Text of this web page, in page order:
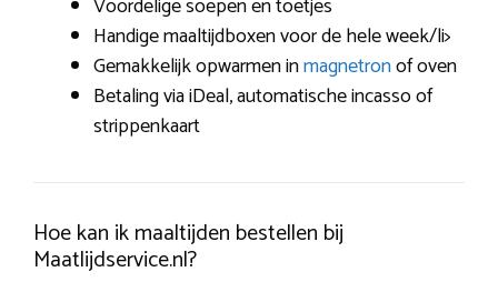
Handige maaltijdboxen voor de hele week/li>
Gemakkelijk opwarmen inmagnetronof oven
Betaling via iDeal, automatische incasso of
strippenkaart
Hoe kan ik maaltijden bestellen bij
Maatlijdservice.nl?